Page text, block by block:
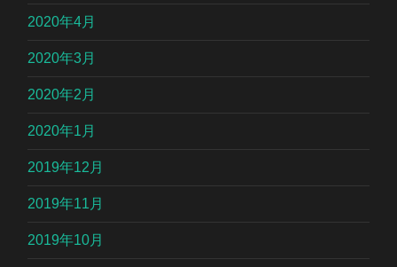
2020年4月
2020年3月
2020年2月
2020年1月
2019年12月
2019年11月
2019年10月